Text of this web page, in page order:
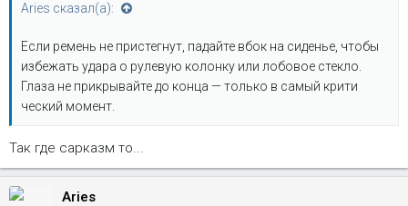
Aries сказал(а):
Если ремень не пристегнут, падайте вбок на сиденье, чтобы
избежать удара о рулевую колонку или лобовое стекло.
Глаза не прикрывайте до конца — только в самый крити
ческий момент.
Так где сарказм то...
Aries